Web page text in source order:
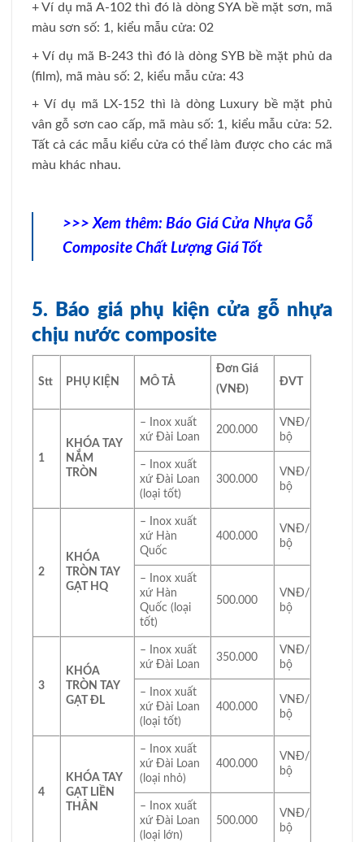
+ Ví dụ mã A-102 thì đó là dòng SYA bề mặt sơn, mã
màu sơn số: 1, kiểu mẫu cửa: 02
+ Ví dụ mã B-243 thì đó là dòng SYB bề mặt phủ da
(film), mã màu số: 2, kiểu mẫu cửa: 43
+ Ví dụ mã LX-152 thì là dòng Luxury bề mặt phủ
vân gỗ sơn cao cấp, mã màu số: 1, kiểu mẫu cửa: 52.
Tất cả các mẫu kiểu cửa có thể làm được cho các mã
màu khác nhau.
>>> Xem thêm: Báo Giá Cửa Nhựa Gỗ
Composite Chất Lượng Giá Tốt
5. Báo giá phụ kiện cửa gỗ nhựa
chịu nước composite
Stt PHỤ KIỆN MÔ TẢ
Đơn Giá
(VNĐ)
ĐVT
1
KHÓA TAY
NẮM
TRÒN
– Inox xuất
xứ Đài Loan
200.000
VNĐ/
bộ
– Inox xuất
xứ Đài Loan
(loại tốt)
300.000
VNĐ/
bộ
2
KHÓA
TRÒN TAY
GẠT HQ
– Inox xuất
xứ Hàn
Quốc
400.000
VNĐ/
bộ
– Inox xuất
xứ Hàn
Quốc (loại
tốt)
500.000
VNĐ/
bộ
3
KHÓA
TRÒN TAY
GẠT ĐL
– Inox xuất
xứ Đài Loan
350.000
VNĐ/
bộ
– Inox xuất
xứ Đài Loan
(loại tốt)
400.000
VNĐ/
bộ
4
KHÓA TAY
GẠT LIỀN
THÂN
– Inox xuất
xứ Đài Loan
(loại nhỏ)
400.000
VNĐ/
bộ
– Inox xuất
xứ Đài Loan
(loại lớn)
500.000
VNĐ/
bộ